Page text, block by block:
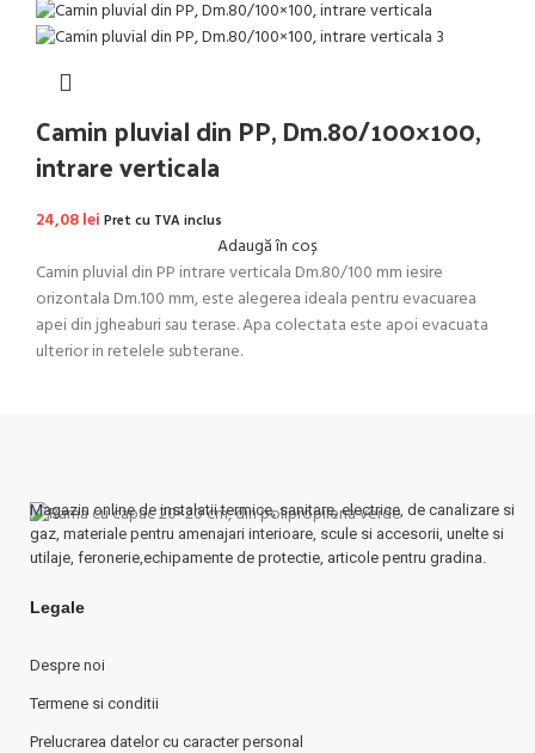
Camin pluvial din PP, Dm.80/100×100,
intrare verticala
24,08lei Pret cu TVA inclus
Adaugă în coș
Camin pluvial din PP intrare verticala Dm.80/100 mm iesire
orizontala Dm.100 mm, este alegerea ideala pentru evacuarea
apei din jgheaburi sau terase. Apa colectata este apoi evacuata
ulterior in retelele subterane.
Magazin online de instalatii termice, sanitare, electrice, de canalizare si
gaz, materiale pentru amenajari interioare, scule si accesorii, unelte si
utilaje, feronerie,echipamente de protectie, articole pentru gradina.
Legale
Despre noi
Termene si conditii
Prelucrarea datelor cu caracter personal